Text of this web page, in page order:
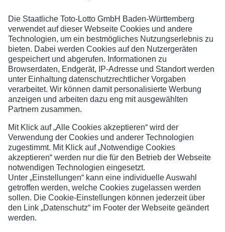
LSV 1864 Ladenburg
Jugend- und Spielerschutz Datenschutzerklärung
Impressum